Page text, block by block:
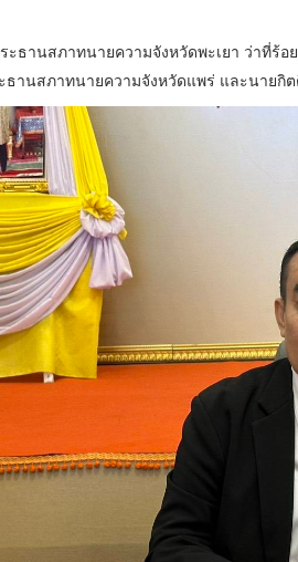
ะธานสภาทนายความจังหวัดพะเยา ว่าที่ร้
ธานสภาทนายความจังหวัดแพร่ และนาย